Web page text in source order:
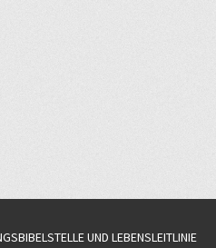
UND LEBENSLEITLINIE